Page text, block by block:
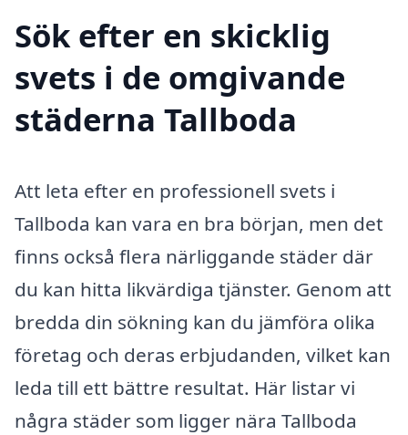
Sök efter en skicklig
svets i de omgivande
städerna Tallboda
Att leta efter en professionell svets i
Tallboda kan vara en bra början, men det
finns också flera närliggande städer där
du kan hitta likvärdiga tjänster. Genom att
bredda din sökning kan du jämföra olika
företag och deras erbjudanden, vilket kan
leda till ett bättre resultat. Här listar vi
några städer som ligger nära Tallboda